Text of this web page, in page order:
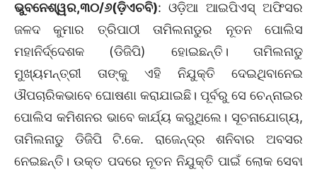
ଭୁବନେଶ୍ୱର,୩୦/୬(ଡ଼ିଏଚବି): ଓଡ଼ିଆ ଆଇପିଏସ୍‌ ଅଫିସର
ଜଳଦ କୁମାର ତ୍ରିପାଠୀ ତାମିଲନାଡୁର ନୂତନ ପୋଲିସ
ମହାନିର୍ଦ୍ଦେଶକ (ଡିଜିପି) ହୋଇଛନ୍ତି। ତାମିଲନାଡୁ
ମୁଖ୍ୟମନ୍ତ୍ରୀ ତାଙ୍କୁ ଏହି ନିଯୁକ୍ତି ଦେଇଥିବାନେଇ
ଔପଚାରିକଭାବେ ଘୋଷଣା କରାଯାଇଛି। ପୂର୍ବରୁ ସେ ଚେନ୍ନାଇର
ପୋଲିସ କମିଶନର ଭାବେ କାର୍ଯ୍ୟ କରୁଥିଲେ। ସୂଚନାଯୋଗ୍ୟ,
ତାମିଲନାଡୁ ଡିଜିପି ଟି.କେ. ରାଜେନ୍ଦ୍ର ଶନିବାର ଅବସର
ନେଇଛନ୍ତି। ଉକ୍ତ ପଦରେ ନୂତନ ନିଯୁକ୍ତି ପାଇଁ ଲୋକ ସେବା